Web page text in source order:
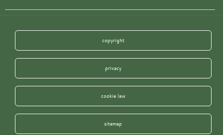
copyright
privacy
cookie law
sitemap